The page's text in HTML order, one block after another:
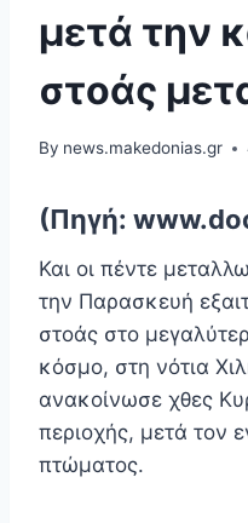
μετά την
στοάς
By news.makedonias.gr
(Πηγή:
Και οι πέντε
την Παρασκευή
στοάς στο
κόσμο, στη νότια
ανακοίνωσε χθες
περιοχής, μετά τον
πτώματος.